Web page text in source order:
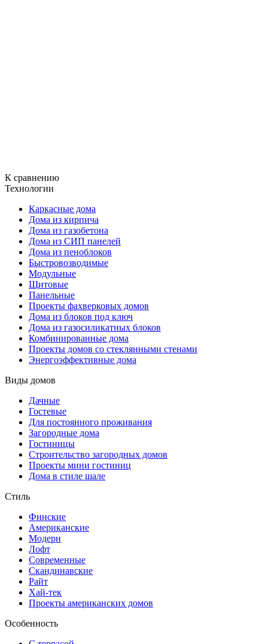
К сравнению
Технологии
Каркасные дома
Дома из кирпича
Дома из газобетона
Дома из СИП панелей
Дома из пеноблоков
Быстровозводимые
Модульные
Щитовые
Панельные
Проекты фахверковых домов
Дома из блоков под ключ
Дома из газосиликатных блоков
Комбинированные дома
Проекты домов со стеклянными стенами
Энергоэффективные дома
Виды домов
Дачные
Гостевые
Для постоянного проживания
Загородные дома
Гостиницы
Строительство загородных домов
Проекты мини гостиниц
Дома в стиле шале
Стиль
Финские
Американские
Модерн
Лофт
Современные
Скандинавские
Райт
Хай-тек
Проекты американских домов
Особенность